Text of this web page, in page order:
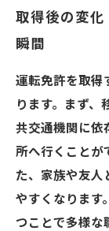
取得後の変化
瞬間
運転免許を取得
ります。まず、
共交通機関に依
所へ行くことが
た、家族や友人
やすくなります
つことで多様な